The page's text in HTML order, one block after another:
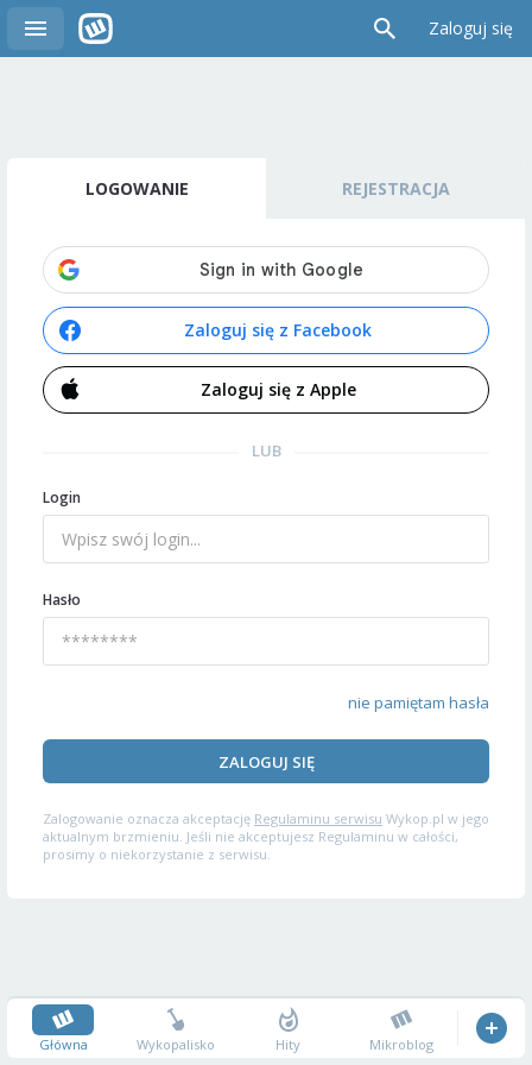
Zaloguj się
LOGOWANIE REJESTRACJA
Zaloguj się z Facebook
Zaloguj się z Apple
LUB
Login
Hasło
nie pamiętam hasła
ZALOGUJ SIĘ
Zalogowanie oznacza akceptację Regulaminu serwisu Wykop.pl w jego
aktualnym brzmieniu. Jeśli nie akceptujesz Regulaminu w całości,
prosimy o niekorzystanie z serwisu.
Główna Wykopalisko Hity Mikroblog